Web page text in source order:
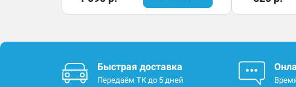
Быстрая доставка
Передаём ТК до 5 дней